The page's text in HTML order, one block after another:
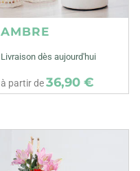
AMBRE
Livraison dès aujourd'hui
à partir de36,90 €